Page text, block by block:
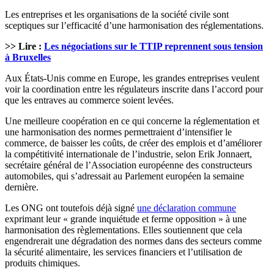
Les entreprises et les organisations de la société civile sont
sceptiques sur l’efficacité d’une harmonisation des réglementations.
>> Lire : Les négociations sur le TTIP reprennent sous tension
à Bruxelles
Aux États-Unis comme en Europe, les grandes entreprises veulent
voir la coordination entre les régulateurs inscrite dans l’accord pour
que les entraves au commerce soient levées.
Une meilleure coopération en ce qui concerne la réglementation et
une harmonisation des normes permettraient d’intensifier le
commerce, de baisser les coûts, de créer des emplois et d’améliorer
la compétitivité internationale de l’industrie, selon Erik Jonnaert,
secrétaire général de l’Association européenne des constructeurs
automobiles, qui s’adressait au Parlement européen la semaine
dernière.
Les ONG ont toutefois déjà signé une déclaration commune
exprimant leur « grande inquiétude et ferme opposition » à une
harmonisation des règlementations. Elles soutiennent que cela
engendrerait une dégradation des normes dans des secteurs comme
la sécurité alimentaire, les services financiers et l’utilisation de
produits chimiques.